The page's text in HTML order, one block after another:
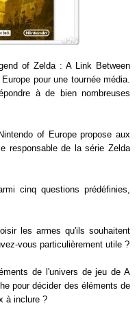
of Zelda : A Link Between
pour une tournée média.
à de bien nombreuses
of Europe propose aux
responsable de la série Zelda
cinq questions prédéfinies,
les armes qu'ils souhaitent
vous particulièrement utile ?
de l'univers de jeu de A
pour décider des éléments de
à inclure ?